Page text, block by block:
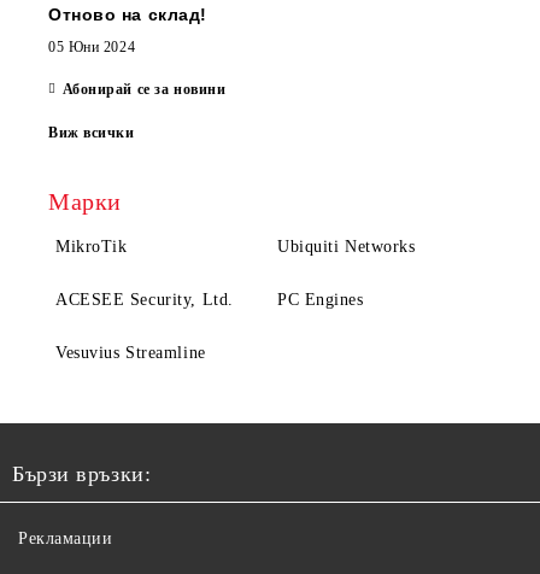
Отново на склад!
05 Юни 2024
Абонирай се за новини
Виж всички
Марки
MikroTik Ubiquiti Networks
ACESEE Security, Ltd. PC Engines
Vesuvius Streamline
Бързи връзки:
Рекламации